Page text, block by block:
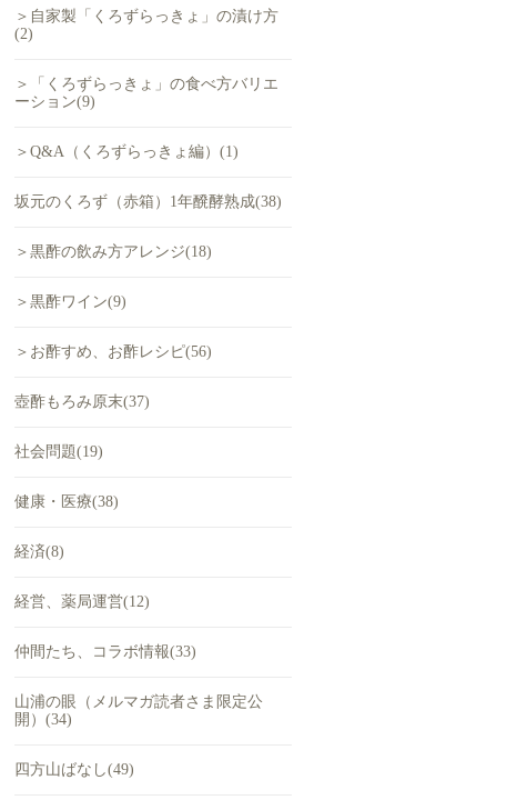
＞自家製「くろずらっきょ」の漬け方
(2)
＞「くろずらっきょ」の食べ方バリエ
ーション(9)
＞Q&A（くろずらっきょ編）(1)
坂元のくろず（赤箱）1年醗酵熟成(38)
＞黒酢の飲み方アレンジ(18)
＞黒酢ワイン(9)
＞お酢すめ、お酢レシピ(56)
壺酢もろみ原末(37)
社会問題(19)
健康・医療(38)
経済(8)
経営、薬局運営(12)
仲間たち、コラボ情報(33)
山浦の眼（メルマガ読者さま限定公
開）(34)
四方山ばなし(49)